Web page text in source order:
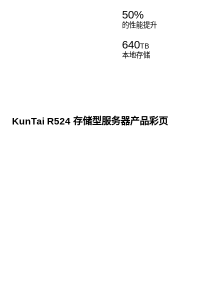
50%
的性能提升
640TB
本地存储
KunTai R524 存储型服务器产品彩页